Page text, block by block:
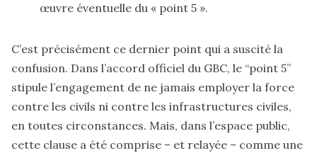
œuvre éventuelle du « point 5 ».
C’est précisément ce dernier point qui a suscité la
confusion. Dans l’accord officiel du GBC, le “point 5”
stipule l’engagement de ne jamais employer la force
contre les civils ni contre les infrastructures civiles,
en toutes circonstances. Mais, dans l’espace public,
cette clause a été comprise – et relayée – comme une